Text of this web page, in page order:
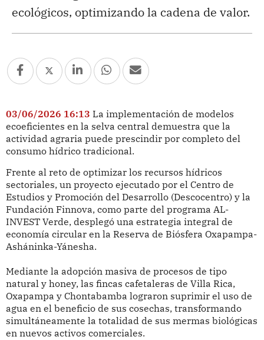
ecológicos, optimizando la cadena de valor.
03/06/2026 16:13 La implementación de modelos
ecoeficientes en la selva central demuestra que la
actividad agraria puede prescindir por completo del
consumo hídrico tradicional.
Frente al reto de optimizar los recursos hídricos
sectoriales, un proyecto ejecutado por el Centro de
Estudios y Promoción del Desarrollo (Descocentro) y la
Fundación Finnova, como parte del programa AL-
INVEST Verde, desplegó una estrategia integral de
economía circular en la Reserva de Biósfera Oxapampa-
Asháninka-Yánesha.
Mediante la adopción masiva de procesos de tipo
natural y honey, las fincas cafetaleras de Villa Rica,
Oxapampa y Chontabamba lograron suprimir el uso de
agua en el beneficio de sus cosechas, transformando
simultáneamente la totalidad de sus mermas biológicas
en nuevos activos comerciales.